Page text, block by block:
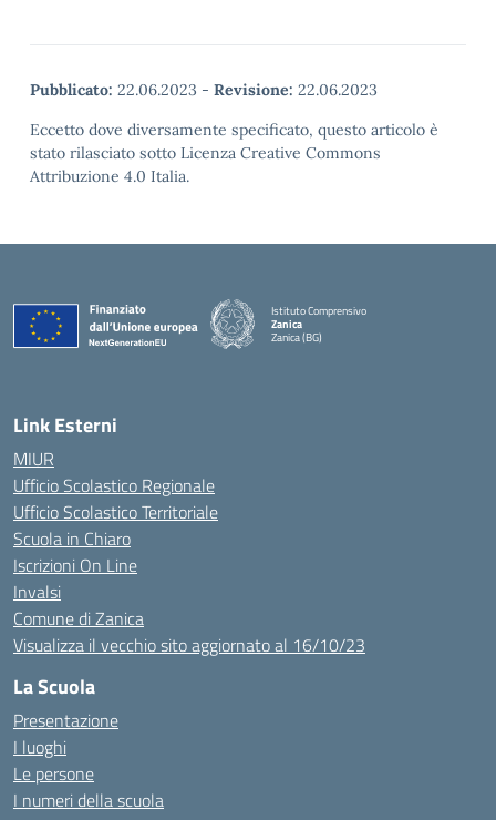
Pubblicato: 22.06.2023 - Revisione: 22.06.2023
Eccetto dove diversamente specificato, questo articolo è
stato rilasciato sotto Licenza Creative Commons
Attribuzione 4.0 Italia.
Istituto Comprensivo
Zanica
Zanica (BG)
Link Esterni
MIUR
Ufficio Scolastico Regionale
Ufficio Scolastico Territoriale
Scuola in Chiaro
Iscrizioni On Line
Invalsi
Comune di Zanica
Visualizza il vecchio sito aggiornato al 16/10/23
La Scuola
Presentazione
I luoghi
Le persone
I numeri della scuola